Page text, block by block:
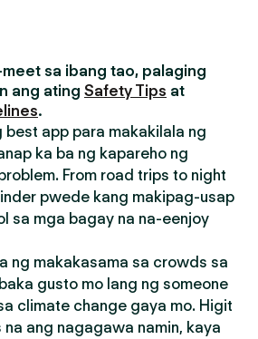
sa ibang tao, palaging
ang ating Safety Tips at
.
best app para makakilala ng
ka ba ng kapareho ng
From road trips to night
pwede kang makipag-usap
sa mga bagay na na-eenjoy
ng makakasama sa crowds sa
gusto mo lang ng someone
climate change gaya mo. Higit
ang nagagawa namin, kaya